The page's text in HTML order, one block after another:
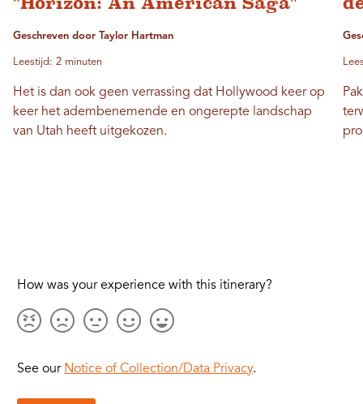
Geschreven door Taylor Hartman
Leestijd: 2 minuten
Het is dan ook geen verrassing dat Hollywood keer op
keer het adembenemende en ongerepte landschap
van Utah heeft uitgekozen.